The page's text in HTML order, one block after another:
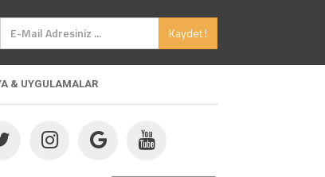
Kaydet !
& UYGULAMALAR